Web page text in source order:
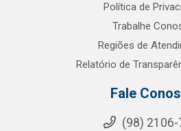
Política de
Trabalhe
Regiões de
Relatório de
Fale
(98) 2106-